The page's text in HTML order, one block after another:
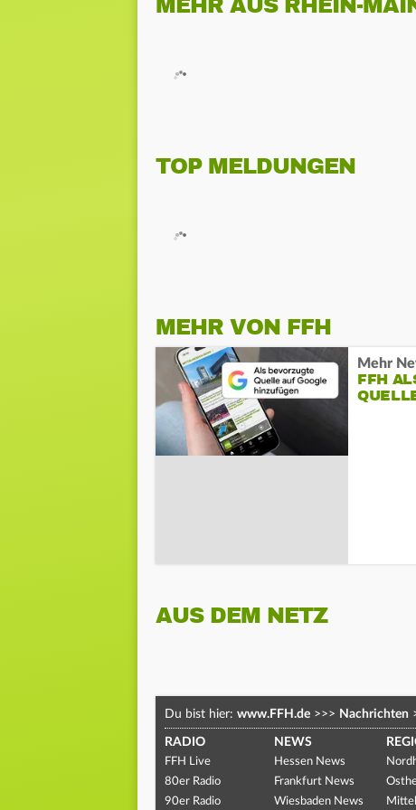
MEHR AUS RHEIN-
TOP MELDUNGEN
MEHR VON FFH
Mehr
FFH
AUS DEM NETZ
Du bist hier: www.FFH.de >>> Nachrichten
RADIO
FFH Live
80er Radio
90er Radio
NEWS
Hessen News
Frankfurt News
Wiesbaden News